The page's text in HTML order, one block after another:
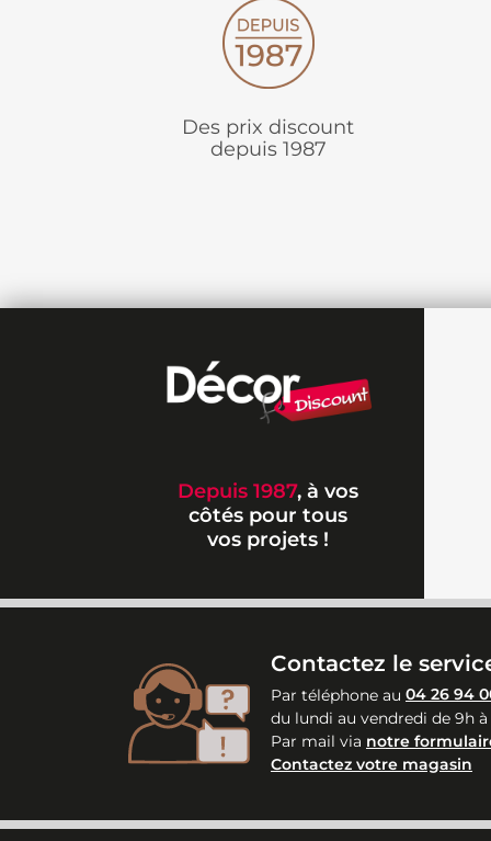
Des prix discount
depuis 1987
Depuis 1987, à vos
côtés pour tous
vos projets !
Contactez le
Par téléphone au 04 26 94
du lundi au vendredi de 9h à
Par mail via notre
Contactez votre magasin